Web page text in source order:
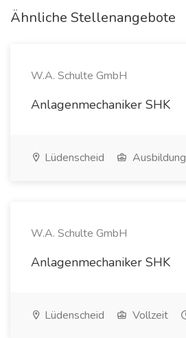
Ähnliche Stellenangebote
W.A. Schulte GmbH
Anlagenmechaniker SHK
Lüdenscheid Ausbildung
W.A. Schulte GmbH
Anlagenmechaniker SHK
Lüdenscheid Vollzeit